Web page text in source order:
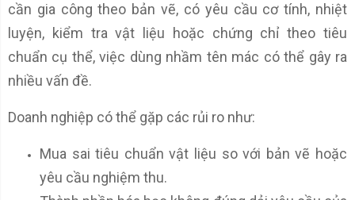
cần gia công theo bản vẽ, có yêu cầu cơ tính, nhiệt
luyện, kiểm tra vật liệu hoặc chứng chỉ theo tiêu
chuẩn cụ thể, việc dùng nhầm tên mác có thể gây ra
nhiều vấn đề.
Doanh nghiệp có thể gặp các rủi ro như:
Mua sai tiêu chuẩn vật liệu so với bản vẽ hoặc
yêu cầu nghiệm thu.